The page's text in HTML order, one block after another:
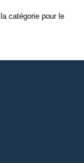
catégorie pour le